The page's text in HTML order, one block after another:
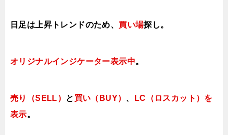
日足は上昇トレンドのため、 買い場探し。
オリジナルインジケーター表示中。
売り（SELL） と 買い（BUY） 、
LC（ロスカット）を
表示。